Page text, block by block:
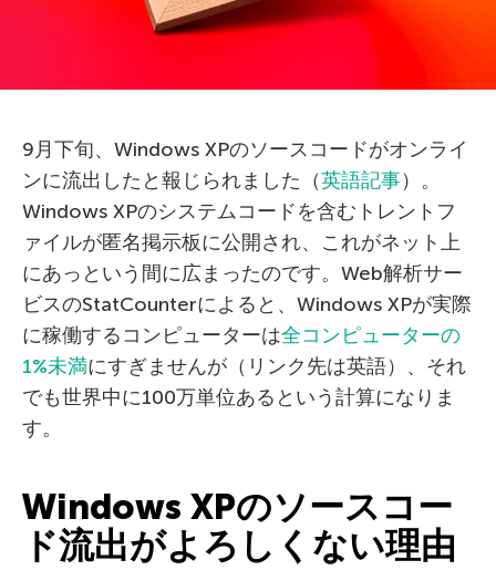
9月下旬、Windows XPのソースコードがオンライ
ンに流出したと報じられました（英語記事）。
Windows XPのシステムコードを含むトレントフ
ァイルが匿名掲示板に公開され、これがネット上
にあっという間に広まったのです。Web解析サー
ビスのStatCounterによると、Windows XPが実際
に稼働するコンピューターは全コンピューターの
1%未満にすぎませんが（リンク先は英語）、それ
でも世界中に100万単位あるという計算になりま
す。
Windows XPのソースコー
ド流出がよろしくない理由